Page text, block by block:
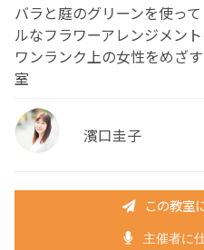
バラと庭のグリーンを使っ
ルなフラワーアレンジメン
ワンランク上の女性をめざ
室
濱口圭子
この教室
主催者に